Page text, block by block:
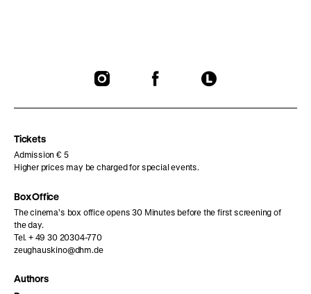
To
To
To
Tickets
Admission € 5
Higher prices may be charged for special events.
Box Office
The cinema’s box office opens 30 Minutes before the first screening of
the day.
Tel. + 49 30 20304-770
zeughauskino@dhm.de
Authors